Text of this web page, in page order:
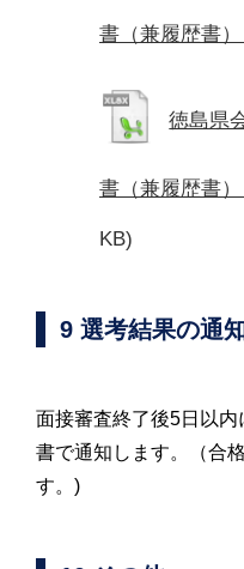
書（兼履歴書）
徳島県
書（兼履歴書）
KB)
9 選考結果の通
面接審査終了後5日以
書で通知します。（合
す。)